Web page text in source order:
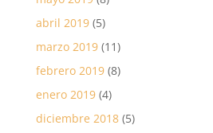
abril 2019(5)
marzo 2019(11)
febrero 2019(8)
enero 2019(4)
diciembre 2018(5)